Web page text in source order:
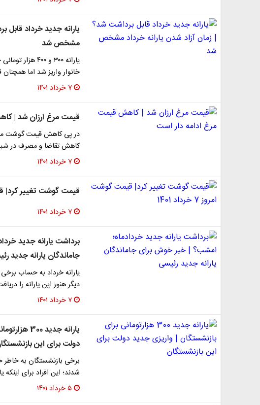
یارانه جدید خرداد قابل
مشخص شد
​یارانه ۳۰۰ و
خانوار واریز شد اما
۷ خرداد ۱۴۰۱
​قیمت مرغ ارزان شد |
در پی کاهش قیمت گوشت مرغ
کاهش تقاضا و مصرف در
۷ خرداد ۱۴۰۱
قیمت گوشت تغییر کرد| قیمت
۷ خرداد ۱۴۰۱
​برداشت یارانه جدید
جاماندگان یارانه جدید
یارانه خرداد به حساب
دیگر هنوز این یارانه را
۷ خرداد ۱۴۰۱
یارانه
دولت برای این
​برخی بازنشستگان به
شدند؛ این افراد برای اینکه
۵ خرداد ۱۴۰۱